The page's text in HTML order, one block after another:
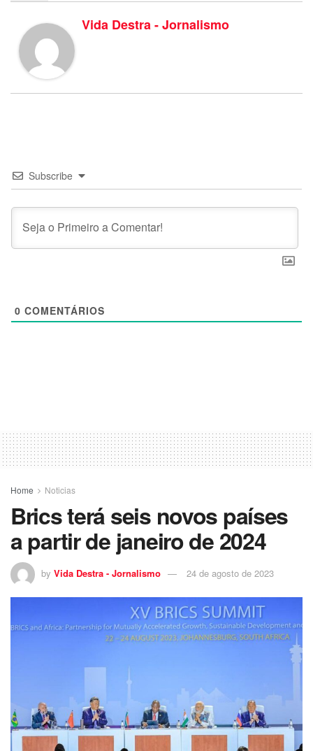
Vida Destra - Jornalismo
Subscribe
0 COMENTÁRIOS
Home Noticias
Brics terá seis novos países
a partir de janeiro de 2024
by Vida Destra - Jornalismo 24 de agosto de 2023